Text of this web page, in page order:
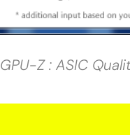
GPU-Z : ASIC